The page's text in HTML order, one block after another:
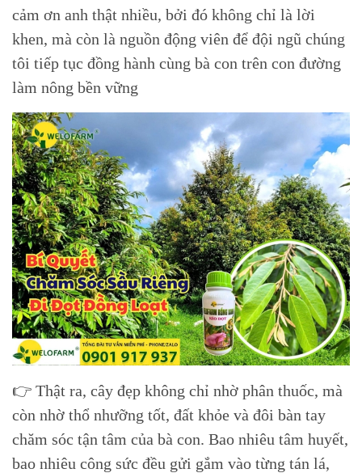
cảm ơn anh thật nhiều, bởi đó không chỉ là lời
khen, mà còn là nguồn động viên để đội ngũ chúng
tôi tiếp tục đồng hành cùng bà con trên con đường
làm nông bền vững
👉 Thật ra, cây đẹp không chỉ nhờ phân thuốc, mà
còn nhờ thổ nhưỡng tốt, đất khỏe và đôi bàn tay
chăm sóc tận tâm của bà con. Bao nhiêu tâm huyết,
bao nhiêu công sức đều gửi gắm vào từng tán lá,